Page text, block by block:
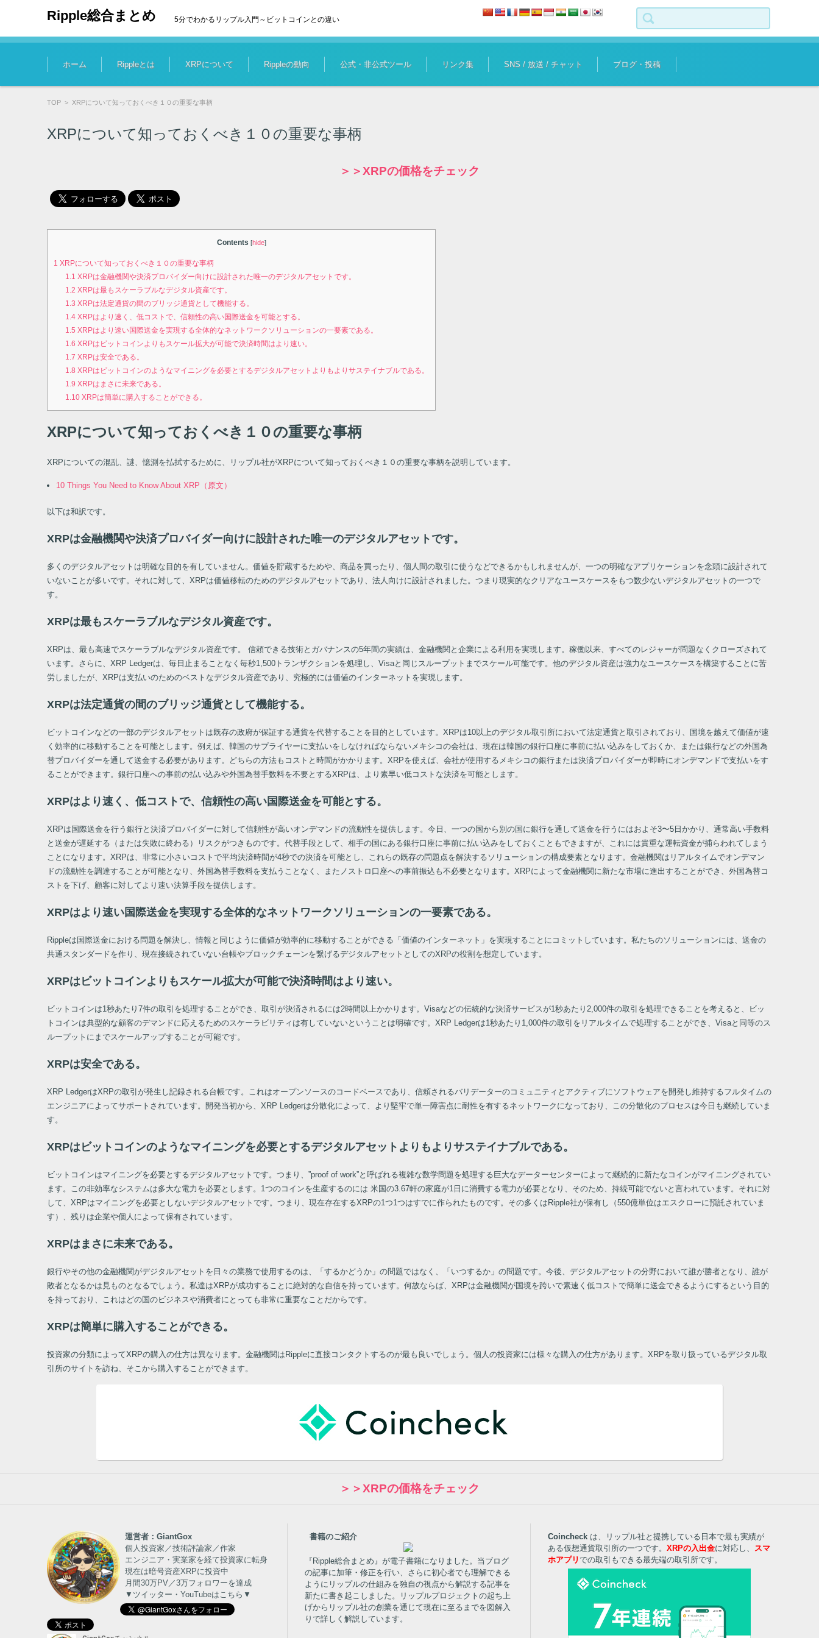
Ripple総合まとめ 5分でわかるリップル入門～ビットコインとの違い
検索:
コンテンツに移動
ホーム Rippleとは XRPについて Rippleの動向 公式・非公式ツール リンク集 SNS / 放送 / チャット ブログ・投稿
TOP > XRPについて知っておくべき１０の重要な事柄
XRPについて知っておくべき１０の重要な事柄
＞＞XRPの価格をチェック
Contents [hide]
1 XRPについて知っておくべき１０の重要な事柄
1.1 XRPは金融機関や決済プロバイダー向けに設計された唯一のデジタルアセットです。
1.2 XRPは最もスケーラブルなデジタル資産です。
1.3 XRPは法定通貨の間のブリッジ通貨として機能する。
1.4XRPはより速く、低コストで、信頼性の高い国際送金を可能とする。
1.5 XRPはより速い国際送金を実現する全体的なネットワークソリューションの一要素である。
1.6 XRPはビットコインよりもスケール拡大が可能で決済時間はより速い。
1.7 XRPは安全である。
1.8 XRPはビットコインのようなマイニングを必要とするデジタルアセットよりもよりサステイナブルである。
1.9 XRPはまさに未来である。
1.10XRPは簡単に購入することができる。
XRPについて知っておくべき１０の重要な事柄
XRPについての混乱、謎、憶測を払拭するために、リップル社がXRPについて知っておくべき１０の重要な事柄を説明しています。
10 Things You Need to Know About XRP（原文）
以下は和訳です。
XRPは金融機関や決済プロバイダー向けに設計された唯一のデジタルアセットです。
多くのデジタルアセットは明確な目的を有していません。価値を貯蔵するためや、商品を買ったり、個人間の取引に使うなどできるかもしれませんが、一つの明確なアプリケーションを念頭に設計されて
いないことが多いです。それに対して、XRPは価値移転のためのデジタルアセットであり、法人向けに設計されました。つまり現実的なクリアなユースケースをもつ数少ないデジタルアセットの一つで
す。
XRPは最もスケーラブルなデジタル資産です。
XRPは、最も高速でスケーラブルなデジタル資産です。 信頼できる技術とガバナンスの5年間の実績は、金融機関と企業による利用を実現します。稼働以来、すべてのレジャーが問題なくクローズされて
います。さらに、XRP Ledgerは、毎日止まることなく毎秒1,500トランザクションを処理し、Visaと同じスループットまでスケール可能です。他のデジタル資産は強力なユースケースを構築することに苦
労しましたが、XRPは支払いのためのベストなデジタル資産であり、究極的には価値のインターネットを実現します。
XRPは法定通貨の間のブリッジ通貨として機能する。
ビットコインなどの一部のデジタルアセットは既存の政府が保証する通貨を代替することを目的としています。XRPは10以上のデジタル取引所において法定通貨と取引されており、国境を越えて価値が速
く効率的に移動することを可能とします。例えば、韓国のサプライヤーに支払いをしなければならないメキシコの会社は、現在は韓国の銀行口座に事前に払い込みをしておくか、または銀行などの外国為
替プロバイダーを通して送金する必要があります。どちらの方法もコストと時間がかかります。XRPを使えば、会社が使用するメキシコの銀行または決済プロバイダーが即時にオンデマンドで支払いをす
ることができます。銀行口座への事前の払い込みや外国為替手数料を不要とするXRPは、より素早い低コストな決済を可能とします。
XRPはより速く、低コストで、信頼性の高い国際送金を可能とする。
XRPは国際送金を行う銀行と決済プロバイダーに対して信頼性が高いオンデマンドの流動性を提供します。今日、一つの国から別の国に銀行を通して送金を行うにはおよそ3〜5日かかり、通常高い手数料
と送金が遅延する（または失敗に終わる）リスクがつきものです。代替手段として、相手の国にある銀行口座に事前に払い込みをしておくこともできますが、これには貴重な運転資金が捕らわれてしまう
ことになります。XRPは、非常に小さいコストで平均決済時間が4秒での決済を可能とし、これらの既存の問題点を解決するソリューションの構成要素となります。金融機関はリアルタイムでオンデマン
ドの流動性を調達することが可能となり、外国為替手数料を支払うことなく、またノストロ口座への事前振込も不必要となります。XRPによって金融機関に新たな市場に進出することができ、外国為替コ
ストを下げ、顧客に対してより速い決算手段を提供します。
XRPはより速い国際送金を実現する全体的なネットワークソリューションの一要素である。
Rippleは国際送金における問題を解決し、情報と同じように価値が効率的に移動することができる「価値のインターネット」を実現することにコミットしています。私たちのソリューションには、送金の
共通スタンダードを作り、現在接続されていない台帳やブロックチェーンを繋げるデジタルアセットとしてのXRPの役割を想定しています。
XRPはビットコインよりもスケール拡大が可能で決済時間はより速い。
ビットコインは1秒あたり7件の取引を処理することができ、取引が決済されるには2時間以上かかります。Visaなどの伝統的な決済サービスが1秒あたり2,000件の取引を処理できることを考えると、ビッ
トコインは典型的な顧客のデマンドに応えるためのスケーラビリティは有していないということは明確です。XRP Ledgerは1秒あたり1,000件の取引をリアルタイムで処理することができ、Visaと同等のス
ループットにまでスケールアップすることが可能です。
XRPは安全である。
XRP LedgerはXRPの取引が発生し記録される台帳です。これはオープンソースのコードベースであり、信頼されるバリデーターのコミュニティとアクティブにソフトウェアを開発し維持するフルタイムの
エンジニアによってサポートされています。開発当初から、XRP Ledgerは分散化によって、より堅牢で単一障害点に耐性を有するネットワークになっており、この分散化のプロセスは今日も継続していま
す。
XRPはビットコインのようなマイニングを必要とするデジタルアセットよりもよりサステイナブルである。
ビットコインはマイニングを必要とするデジタルアセットです。つまり、”proof of work”と呼ばれる複雑な数学問題を処理する巨大なデーターセンターによって継続的に新たなコインがマイニングされてい
ます。この非効率なシステムは多大な電力を必要とします。1つのコインを生産するのには 米国の3.67軒の家庭が1日に消費する電力が必要となり、そのため、持続可能でないと言われています。それに対
して、XRPはマイニングを必要としないデジタルアセットです。つまり、現在存在するXRPの1つ1つはすでに作られたものです。その多くはRipple社が保有し（550億単位はエスクローに預託されていま
す）、残りは企業や個人によって保有されています。
XRPはまさに未来である。
銀行やその他の金融機関がデジタルアセットを日々の業務で使用するのは、「するかどうか」の問題ではなく、「いつするか」の問題です。今後、デジタルアセットの分野において誰が勝者となり、誰が
敗者となるかは見ものとなるでしょう。私達はXRPが成功することに絶対的な自信を持っています。何故ならば、XRPは金融機関が国境を跨いで素速く低コストで簡単に送金できるようにするという目的
を持っており、これはどの国のビジネスや消費者にとっても非常に重要なことだからです。
XRPは簡単に購入することができる。
投資家の分類によってXRPの購入の仕方は異なります。金融機関はRippleに直接コンタクトするのが最も良いでしょう。個人の投資家には様々な購入の仕方があります。XRPを取り扱っているデジタル取
引所のサイトを訪ね、そこから購入することができます。
＞＞XRPの価格をチェック
運営者：GiantGox
個人投資家／技術評論家／作家
エンジニア・実業家を経て投資家に転身
現在は暗号資産XRPに投資中
月間30万PV／3万フォロワーを達成
▼ツイッター・YouTubeはこちら▼
書籍のご紹介
『Ripple総合まとめ』が電子書籍になりました。当ブログ
の記事に加筆・修正を行い、さらに初心者でも理解できる
ようにリップルの仕組みを独自の視点から解説する記事を
新たに書き起こしました。リップルプロジェクトの起ち上
げからリップル社の創業を通じて現在に至るまでを図解入
りで詳しく解説しています。
Coincheck は、リップル社と提携している日本で最も実績が
ある仮想通貨取引所の一つです。XRPの入出金に対応し、 スマ
ホアプリでの取引もできる最先端の取引所です。